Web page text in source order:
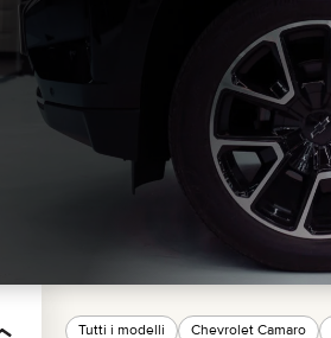
GMC
MAZDA
Tutti i modelli Chevrolet Camaro